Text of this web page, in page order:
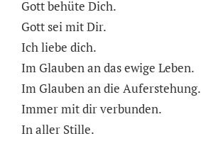
Gott behüte Dich.
Gott sei mit Dir.
Ich liebe dich.
Im Glauben an das ewige Leben.
Im Glauben an die Auferstehung.
Immer mit dir verbunden.
In aller Stille.